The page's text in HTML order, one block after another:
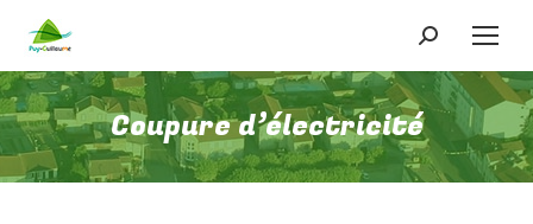
Recherche
:
Coupure d’électricité